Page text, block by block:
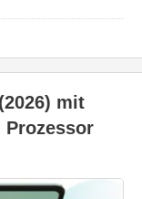
mit
Prozessor